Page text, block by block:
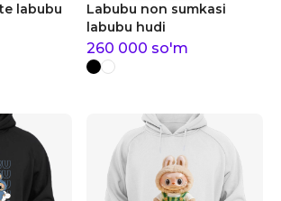
labubu
Labubu non sumkasi
labubu hudi
260 000 so'm